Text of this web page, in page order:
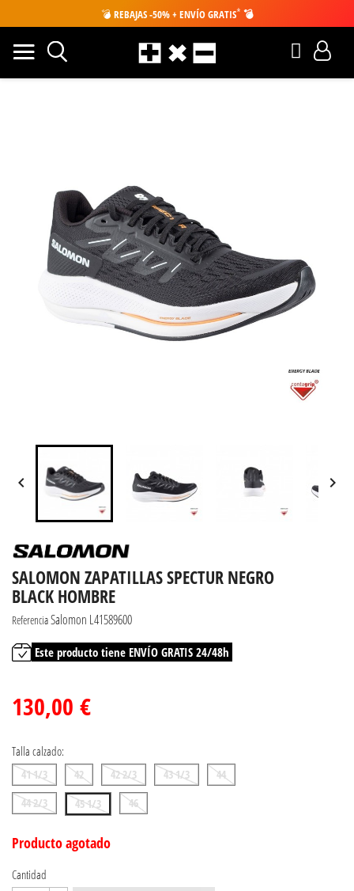
💣 REBAJAS -50% + ENVÍO GRATIS* 💣
 
SALOMON ZAPATILLAS SPECTUR NEGRO
BLACK HOMBRE
ReferenciaSalomon L41589600
Este producto tiene ENVÍO GRATIS 24/48h
130,00 €
Talla calzado:
41 1/3 42 42 2/3 43 1/3
44
44 2/3
45 1/3 46
Producto agotado
Cantidad